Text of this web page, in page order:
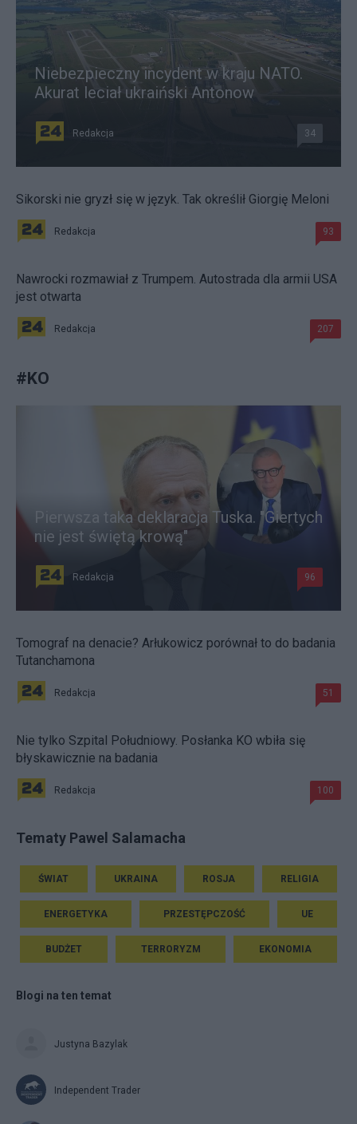
Niebezpieczny incydent w kraju NATO.
Akurat leciał ukraiński Antonow
Redakcja 34
Sikorski nie gryzł się w język. Tak określił Giorgię Meloni
Redakcja 93
Nawrocki rozmawiał z Trumpem. Autostrada dla armii USA
jest otwarta
Redakcja 207
#KO
Pierwsza taka deklaracja Tuska. "Giertych
nie jest świętą krową"
Redakcja 96
Tomograf na denacie? Arłukowicz porównał to do badania
Tutanchamona
Redakcja 51
Nie tylko Szpital Południowy. Posłanka KO wbiła się
błyskawicznie na badania
Redakcja 100
Tematy Pawel Salamacha
ŚWIAT UKRAINA ROSJA RELIGIA
ENERGETYKA PRZESTĘPCZOŚĆ UE
BUDŻET TERRORYZM EKONOMIA
Blogi na ten temat
Justyna Bazylak
Independent Trader